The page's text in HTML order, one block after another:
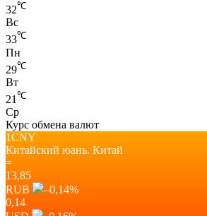
32℃
Вс
33℃
Пн
29℃
Вт
21℃
Ср
Курс обмена валют
1CNY
Китайский юань. Китай
=
13,85
RUB
–0,14%
0,14